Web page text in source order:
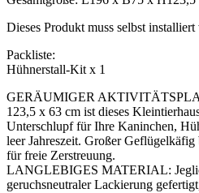
Dieses Produkt muss selbst installiert
Packliste:
Hühnerstall-Kit x 1
GERÄUMIGER
123,5 x 63 cm ist dieses
Unterschlupf für Ihre Kaninchen,
leer Jahreszeit. Großer
für freie Zerstreuung.
LANGLEBIGES MATERIAL:
geruchsneutraler Lackierung